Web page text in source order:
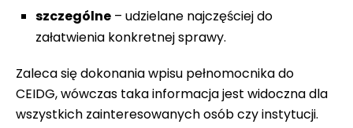
szczególne – udzielane najczęściej do
załatwienia konkretnej sprawy.
Zaleca się dokonania wpisu pełnomocnika do
CEIDG, wówczas taka informacja jest widoczna dla
wszystkich zainteresowanych osób czy instytucji.